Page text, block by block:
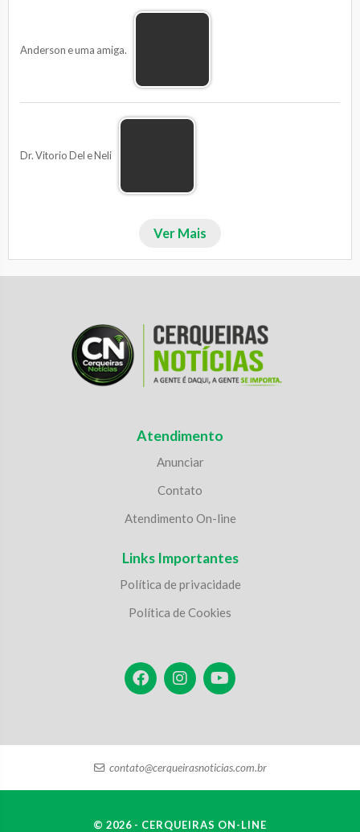
Anderson e uma amiga.
Dr. Vitorio Del e Neli
Ver Mais
Atendimento
Anunciar
Contato
Atendimento On-line
Links Importantes
Política de privacidade
Política de Cookies
contato@cerqueirasnoticias.com.br
© 2026 - CERQUEIRAS ON-LINE